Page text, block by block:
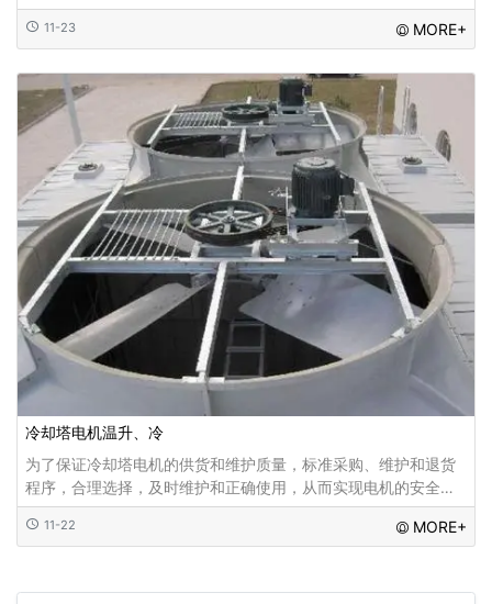
户在冷却塔电动机上加装一层消音棉，效果也不错，从发声
11-23 MORE+
冷却塔电机温升、冷
为了保证冷却塔电机的供货和维护质量，标准采购、维护和退货
程序，合理选择，及时维护和正确使用，从而实现电机的安全、
经济、高效运行，取得更大的成果、经济效益...
11-22 MORE+